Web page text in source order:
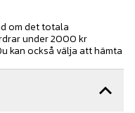
om det totala
under 2000 kr
kan också välja att hämta